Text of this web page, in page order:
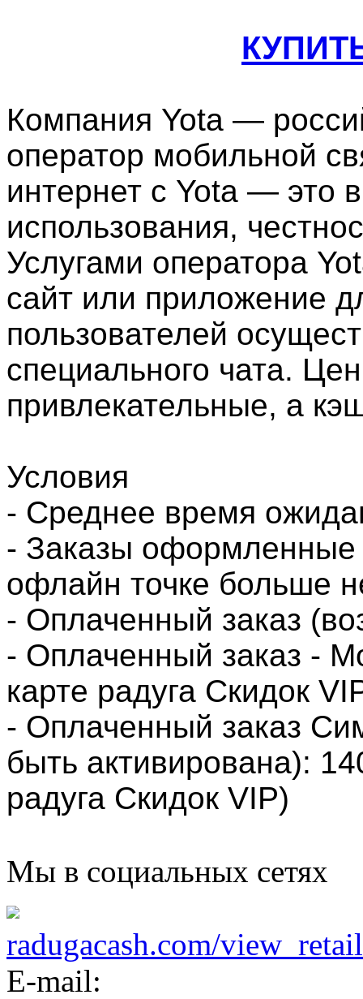
Компания Yota —
оператор мобильной
интернет с Yota — это
использования,
Услугами оператора
сайт или приложение
пользователей
специального чата.
привлекательные, а
Условия
- Среднее время
- Заказы оформленные
офлайн точке больше
- Оплаченный заказ
- Оплаченный заказ -
карте радуга Скидок
- Оплаченный заказ
быть активирована):
радуга Скидок VIP)
Мы в социальных сетях
radugacash.com/
E-mail: